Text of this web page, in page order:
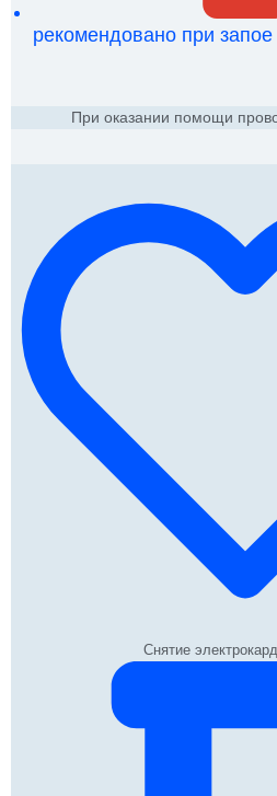
рекомендовано при
При оказании помощи
Снятие